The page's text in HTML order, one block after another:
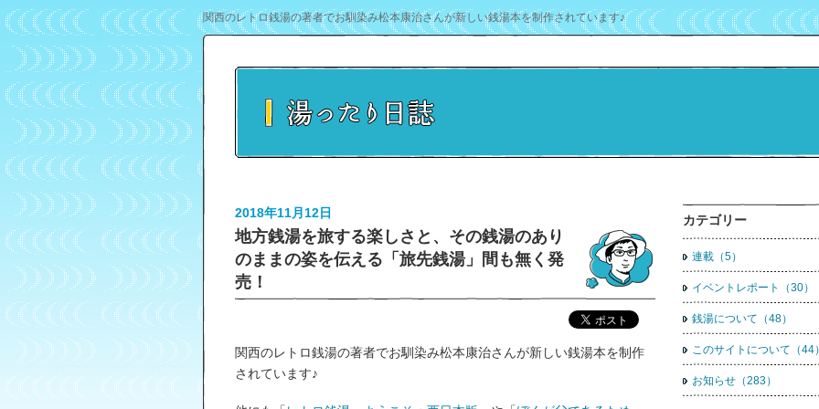
関西のレトロ銭湯の著者でお馴染み松本康治さんが新しい銭湯本を制作されています♪
2018年11月12日
地方銭湯を旅する楽しさと、その銭湯のあり
のままの姿を伝える「旅先銭湯」間も無く発
売！
関西のレトロ銭湯の著者でお馴染み松本康治さんが新しい銭湯本を制作
されています♪
カテゴリー
連載（5）
イベントレポート（30）
銭湯について（48）
このサイトについて（44
お知らせ（283）